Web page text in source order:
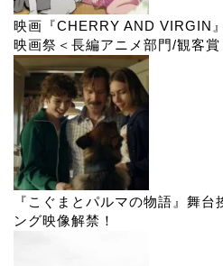
映画『CHERRY AND VIRGIN
映画祭＜長編アニメ部門/観客
『こぐまとパルマの物語』舞
ング映像解禁！